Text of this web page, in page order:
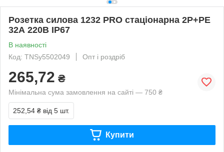
Розетка силова 1232 PRO стаціонарна 2Р+PЕ
32А 220В IP67
В наявності
Код: TNSy5502049
Опт і роздріб
265,72 ₴
Мінімальна сума замовлення на сайті — 750 ₴
252,54 ₴ від 5 шт.
Купити